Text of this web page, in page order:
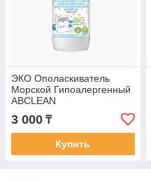
ЭКО Ополаскиватель
Морской Гипоалергенный
ABCLEAN
3 000 ₸
Купить